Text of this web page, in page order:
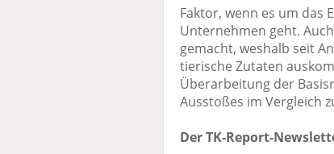
Faktor, wenn es um das
Unternehmen geht.
gemacht, weshalb seit
tierische Zutaten
Überarbeitung der
Ausstoßes im Vergleich
Der TK-Report-